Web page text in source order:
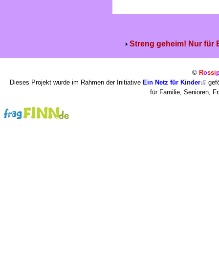
Streng geheim! Nur für
© Rossi
Dieses Projekt wurde im Rahmen der Initiative Ein Netz für Kinder
für Familie, Senioren,